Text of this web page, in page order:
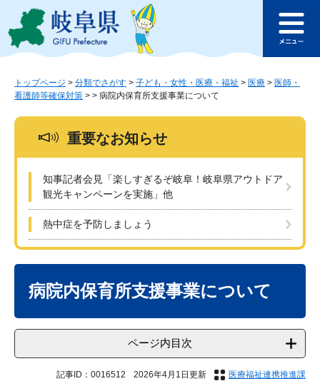
ジ
ュ
このページの本文へ
ュ
トップページ > 分類でさがす > 子ども・女性・医療・福祉 > 医療 > 医師・
看護師等確保対策 > > 病院内保育所支援事業について
重要なお知らせ
知事記者会見「楽しすぎるぞ岐阜！岐阜県アウトドア
観光キャンペーンを実施」他
熱中症を予防しましょう
病院内保育所支援事業について
ページ内目次
記事ID：0016512 2026年4月1日更新 医療福祉連携推進課